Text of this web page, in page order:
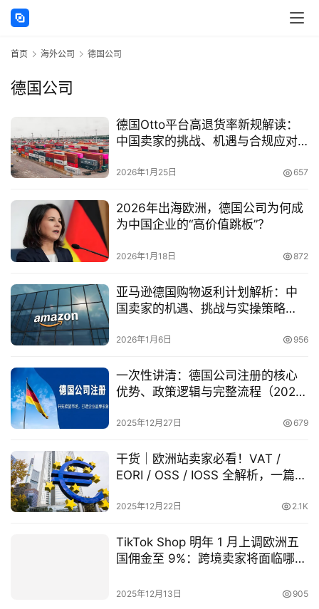
跨
资
外
公
司
海
外
银
行
户
全
球
注册
首页 海外公司 德国公司
德国公司
德国Otto平台高退货率新规解读：
中国卖家的挑战、机遇与合规应对
2026年1月25日 657
2026年出海欧洲，德国公司为何成
为中国企业的“高价值跳板”？
2026年1月18日 872
亚马逊德国购物返利计划解析：中
国卖家的机遇、挑战与实操策略
2026年1月6日 956
一次性讲清：德国公司注册的核心
优势、政策逻辑与完整流程（2026
2025年12月27日 679
干货｜欧洲站卖家必看！VAT /
EORI / OSS / IOSS 全解析，一篇帮
2025年12月22日 2.1K
TikTok Shop 明年 1 月上调欧洲五
国佣金至 9%：跨境卖家将面临哪些
2025年12月13日 905